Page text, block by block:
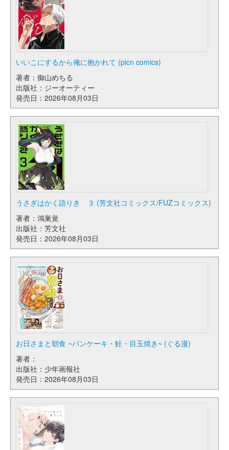
いいこにするから俺に抱かれて (picn comics)
著者：御山めちる
出版社：ジーオーティー
発売日：2026年08月03日
うさぎはかく語りき ３ (芳文社コミックス/FUZコミックス)
著者：鴻巣覚
出版社：芳文社
発売日：2026年08月03日
お日さまと朝食 ~パンケーキ・鮭・目玉焼き~ (ぐる漫)
著者：
出版社：少年画報社
発売日：2026年08月03日